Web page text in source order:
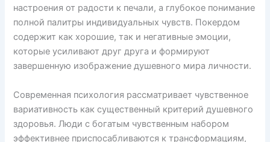
настроения от радости к печали, а глубокое понимание
полной палитры индивидуальных чувств. Покердом
содержит как хорошие, так и негативные эмоции,
которые усиливают друг друга и формируют
завершенную изображение душевного мира личности.
Современная психология рассматривает чувственное
вариативность как существенный критерий душевного
здоровья. Люди с богатым чувственным набором
эффективнее приспосабливаются к трансформациям,